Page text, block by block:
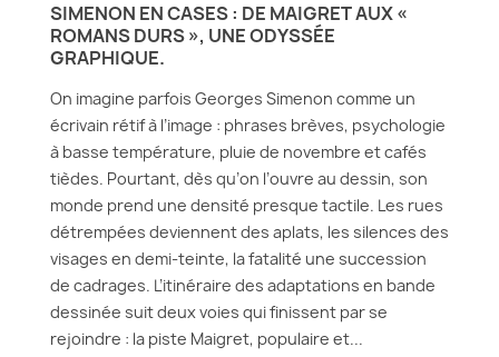
SIMENON EN CASES : DE MAIGRET AUX «
ROMANS DURS », UNE ODYSSÉE
GRAPHIQUE.
On imagine parfois Georges Simenon comme un
écrivain rétif à l’image : phrases brèves, psychologie
à basse température, pluie de novembre et cafés
tièdes. Pourtant, dès qu’on l’ouvre au dessin, son
monde prend une densité presque tactile. Les rues
détrempées deviennent des aplats, les silences des
visages en demi-teinte, la fatalité une succession
de cadrages. L’itinéraire des adaptations en bande
dessinée suit deux voies qui finissent par se
rejoindre : la piste Maigret, populaire et...